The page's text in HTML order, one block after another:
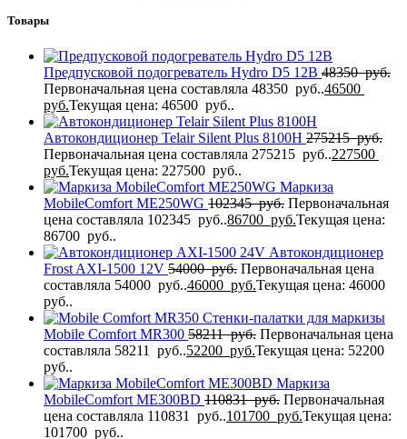
Товары
Предпусковой подогреватель Hydro D5 12В 48350руб.
Первоначальная цена составляла 48350 руб..46500
руб.Текущая цена: 46500 руб..
Автокондиционер Telair Silent Plus 8100H 275215руб.
Первоначальная цена составляла 275215 руб..227500
руб.Текущая цена: 227500 руб..
Маркиза
MobileComfort ME250WG 102345руб. Первоначальная
цена составляла 102345 руб..86700 руб.Текущая цена:
86700 руб..
Автокондиционер
Frost AXI-1500 12V 54000руб. Первоначальная цена
составляла 54000 руб..46000 руб.Текущая цена: 46000
руб..
Стенки-палатки для маркизы
Mobile Comfort MR300 58211руб. Первоначальная цена
составляла 58211 руб..52200 руб.Текущая цена: 52200
руб..
Маркиза
MobileComfort MЕ300BD 110831руб. Первоначальная
цена составляла 110831 руб..101700 руб.Текущая цена:
101700 руб..